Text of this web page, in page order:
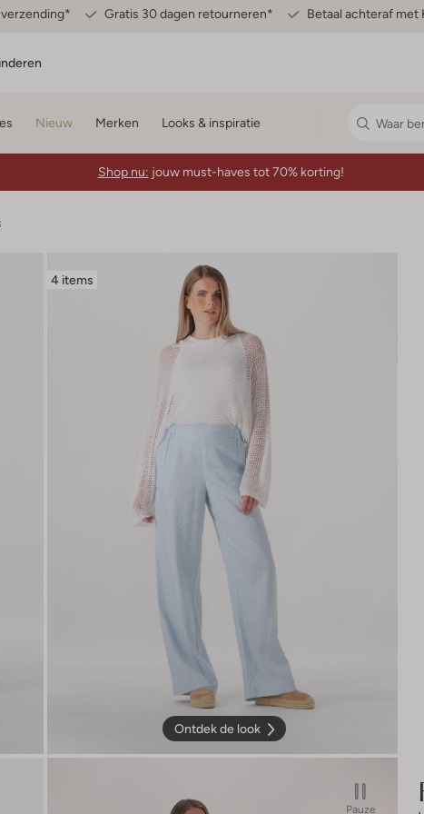
Gratis 30 dagen retourneren* Betaal achteraf met
Nieuw Merken Looks & inspiratie
Shop nu: jouw must-haves tot 70% korting!
4 items
Ontdek de look
Pauze